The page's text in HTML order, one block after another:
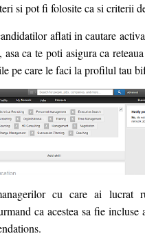
si pot fi folosite ca si criterii
aflati in cautare
asa ca te poti asigura ca
pe care le faci la profilul tau
cu care ai lucrat
ca acestea sa fie incluse